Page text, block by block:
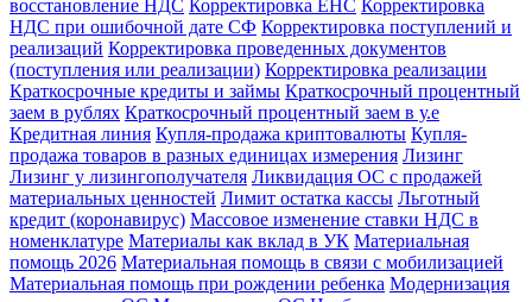
восстановление НДС Корректировка ЕНС Корректировка
НДС при ошибочной дате СФ Корректировка поступлений и
реализаций Корректировка проведенных документов
(поступления или реализации) Корректировка реализации
Краткосрочные кредиты и займы Краткосрочный процентный
заем в рублях Краткосрочный процентный заем в у.е
Кредитная линия Купля-продажа криптовалюты Купля-
продажа товаров в разных единицах измерения Лизинг
Лизинг у лизингополучателя Ликвидация ОС с продажей
материальных ценностей Лимит остатка кассы Льготный
кредит (коронавирус) Массовое изменение ставки НДС в
номенклатуре Материалы как вклад в УК Материальная
помощь 2026 Материальная помощь в связи с мобилизацией
Материальная помощь при рождении ребенка Модернизация